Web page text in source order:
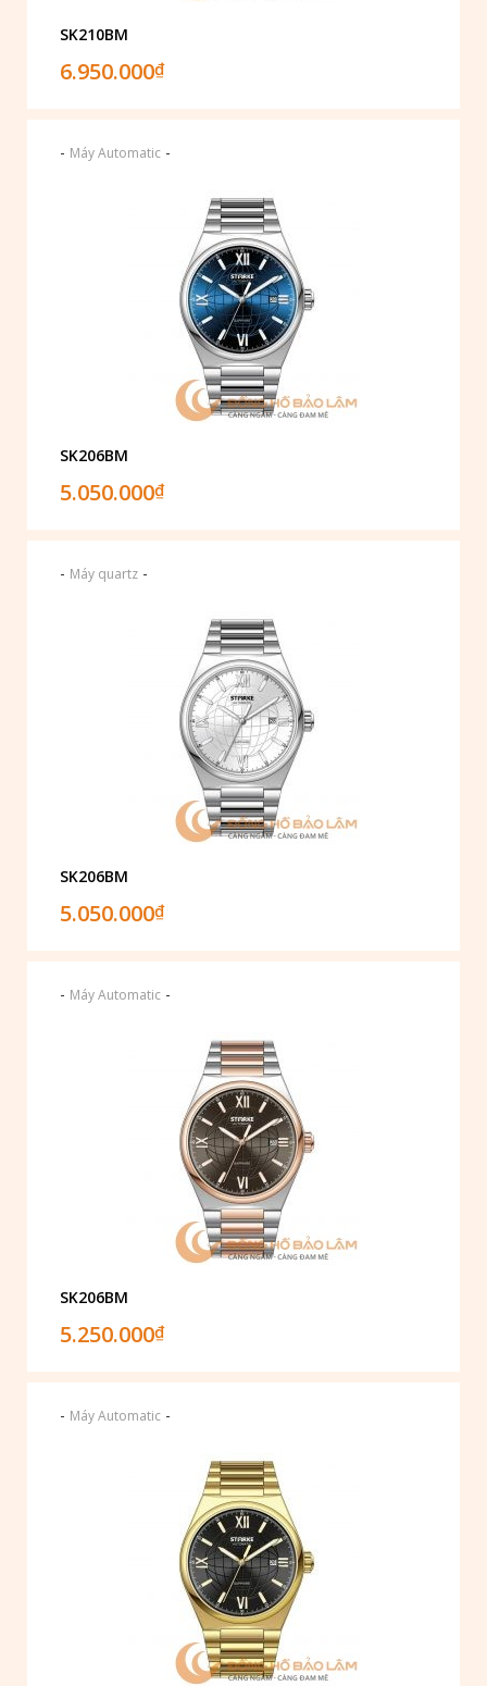
SK210BM
6.950.000₫
- Máy Automatic -
SK206BM
5.050.000₫
- Máy quartz -
SK206BM
5.050.000₫
- Máy Automatic -
SK206BM
5.250.000₫
- Máy Automatic -